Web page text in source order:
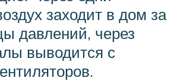
заходит в дом за
давлений, через
выводится с